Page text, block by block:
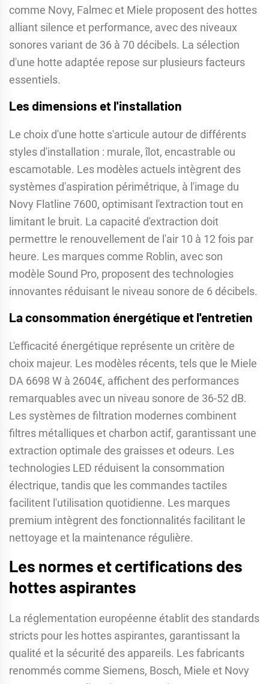
comme Novy, Falmec et Miele proposent des hottes
alliant silence et performance, avec des niveaux
sonores variant de 36 à 70 décibels. La sélection
d'une hotte adaptée repose sur plusieurs facteurs
essentiels.
Les dimensions et l'installation
Le choix d'une hotte s'articule autour de différents
styles d'installation : murale, îlot, encastrable ou
escamotable. Les modèles actuels intègrent des
systèmes d'aspiration périmétrique, à l'image du
Novy Flatline 7600, optimisant l'extraction tout en
limitant le bruit. La capacité d'extraction doit
permettre le renouvellement de l'air 10 à 12 fois par
heure. Les marques comme Roblin, avec son
modèle Sound Pro, proposent des technologies
innovantes réduisant le niveau sonore de 6 décibels.
La consommation énergétique et l'entretien
L'efficacité énergétique représente un critère de
choix majeur. Les modèles récents, tels que le Miele
DA 6698 W à 2604€, affichent des performances
remarquables avec un niveau sonore de 36-52 dB.
Les systèmes de filtration modernes combinent
filtres métalliques et charbon actif, garantissant une
extraction optimale des graisses et odeurs. Les
technologies LED réduisent la consommation
électrique, tandis que les commandes tactiles
facilitent l'utilisation quotidienne. Les marques
premium intègrent des fonctionnalités facilitant le
nettoyage et la maintenance régulière.
Les normes et certifications des
hottes aspirantes
La réglementation européenne établit des standards
stricts pour les hottes aspirantes, garantissant la
qualité et la sécurité des appareils. Les fabricants
renommés comme Siemens, Bosch, Miele et Novy